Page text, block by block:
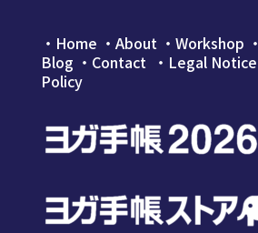
・ Home ・ About・ Workshop ・
Blog ・ Contact ・Legal Notice
Policy